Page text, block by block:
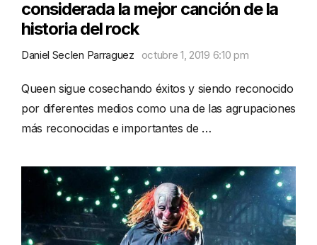
considerada la mejor canción de la
historia del rock
Daniel Seclen Parraguez octubre 1, 2019 6:10 pm
Queen sigue cosechando éxitos y siendo reconocido
por diferentes medios como una de las agrupaciones
más reconocidas e importantes de …